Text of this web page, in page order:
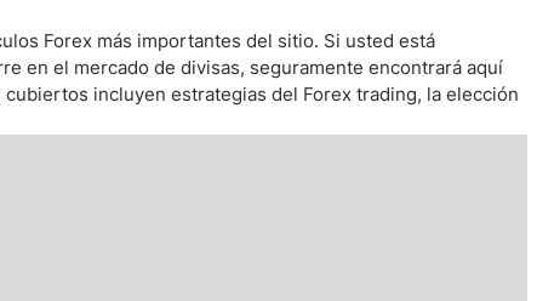
de Trading Automático
para Metatrader 4
Empresas de Fondeo de
Tendencia Euro
Noticias Forex Diarias
Forex más importantes del sitio. Si usted está
en el mercado de divisas, seguramente encontrará aquí
incluyen estrategias del Forex trading, la elección